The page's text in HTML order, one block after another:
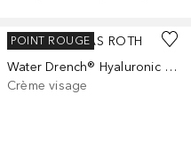
PETER THOMAS ROTH
Water Drench® Hyaluronic Jelly Moisturizer
Crème visage
POINT ROUGE